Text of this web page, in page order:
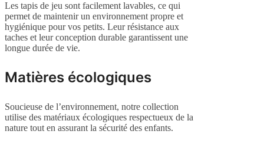
Les tapis de jeu sont facilement lavables, ce qui
permet de maintenir un environnement propre et
hygiénique pour vos petits. Leur résistance aux
taches et leur conception durable garantissent une
longue durée de vie.
Matières écologiques
Soucieuse de l’environnement, notre collection
utilise des matériaux écologiques respectueux de la
nature tout en assurant la sécurité des enfants.